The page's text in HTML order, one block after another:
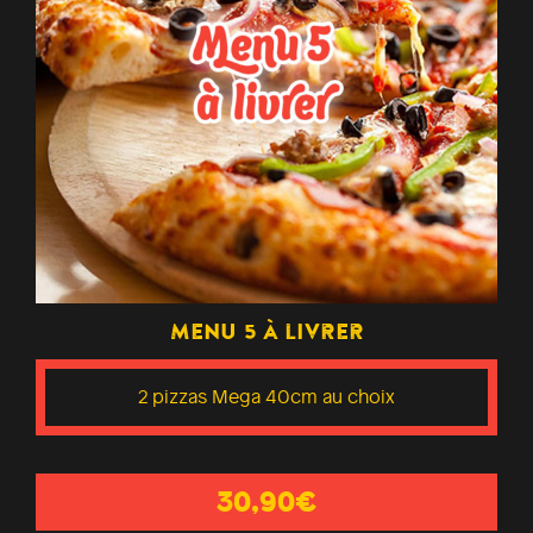
Menu 5 à livrer
2 pizzas Mega 40cm au choix
30,90€